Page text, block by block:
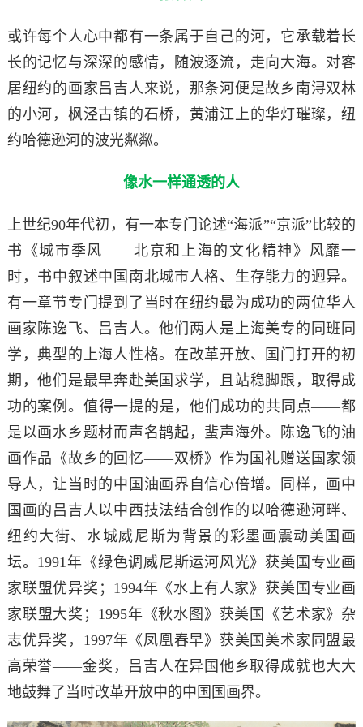
或许每个人心中都有一条属于自己的河，它承载着长
长的记忆与深深的感情，随波逐流，走向大海。对客
居纽约的画家吕吉人来说，那条河便是故乡南浔双林
的小河，枫泾古镇的石桥，黄浦江上的华灯璀璨，纽
约哈德逊河的波光粼粼。
像水一样通透的人
上世纪90年代初，有一本专门论述“海派”“京派”比较的
书《城市季风——北京和上海的文化精神》风靡一
时，书中叙述中国南北城市人格、生存能力的迥异。
有一章节专门提到了当时在纽约最为成功的两位华人
画家陈逸飞、吕吉人。他们两人是上海美专的同班同
学，典型的上海人性格。在改革开放、国门打开的初
期，他们是最早奔赴美国求学，且站稳脚跟，取得成
功的案例。值得一提的是，他们成功的共同点——都
是以画水乡题材而声名鹊起，蜚声海外。陈逸飞的油
画作品《故乡的回忆——双桥》作为国礼赠送国家领
导人，让当时的中国油画界自信心倍增。同样，画中
国画的吕吉人以中西技法结合创作的以哈德逊河畔、
纽约大街、水城威尼斯为背景的彩墨画震动美国画
坛。1991年《绿色调威尼斯运河风光》获美国专业画
家联盟优异奖；1994年《水上有人家》获美国专业画
家联盟大奖；1995年《秋水图》获美国《艺术家》杂
志优异奖，1997年《凤凰春早》获美国美术家同盟最
高荣誉——金奖，吕吉人在异国他乡取得成就也大大
地鼓舞了当时改革开放中的中国国画界。